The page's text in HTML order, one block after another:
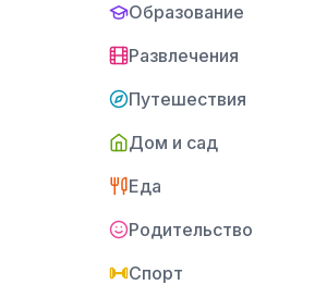
Образование
Развлечения
Путешествия
Дом и сад
Еда
Родительство
Спорт